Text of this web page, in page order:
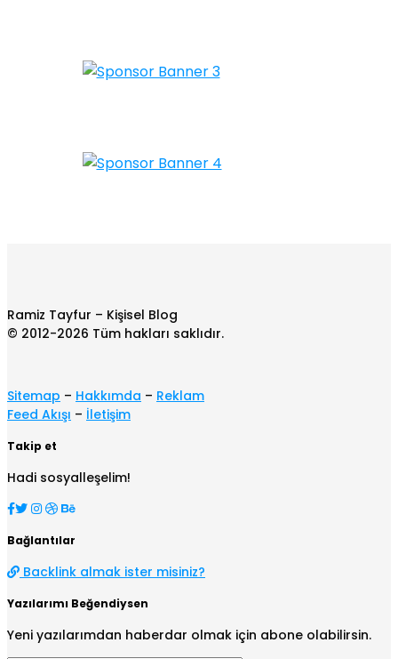
Ramiz Tayfur – Kişisel Blog
© 2012-2026 Tüm hakları saklıdır.
Sitemap – Hakkımda – Reklam
Feed Akışı – İletişim
Takip et
Hadi sosyalleşelim!
Bağlantılar
Backlink almak ister misiniz?
Yazılarımı Beğendiysen
Yeni yazılarımdan haberdar olmak için abone olabilirsin.